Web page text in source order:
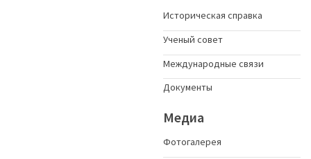
Историческая справка
Ученый совет
Международные связи
Документы
Медиа
Фотогалерея